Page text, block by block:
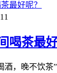
喝茶最好
酒，晚不饮茶